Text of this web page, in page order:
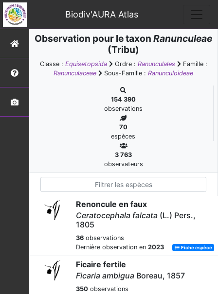
Biodiv'AURA Atlas
Observation pour le taxon Ranunculeae
(Tribu)
Classe : Equisetopsida Ordre : Ranunculales
Famille :
Ranunculaceae
Sous-Famille : Ranunculoideae
154 390
observations
70
espèces
3 763
observateurs
Renoncule en faux
Ceratocephala falcata (L.) Pers.,
1805
36 observations
Dernière observation en 2023 Fiche espèce
Ficaire fertile
Ficaria ambigua Boreau, 1857
350 observations